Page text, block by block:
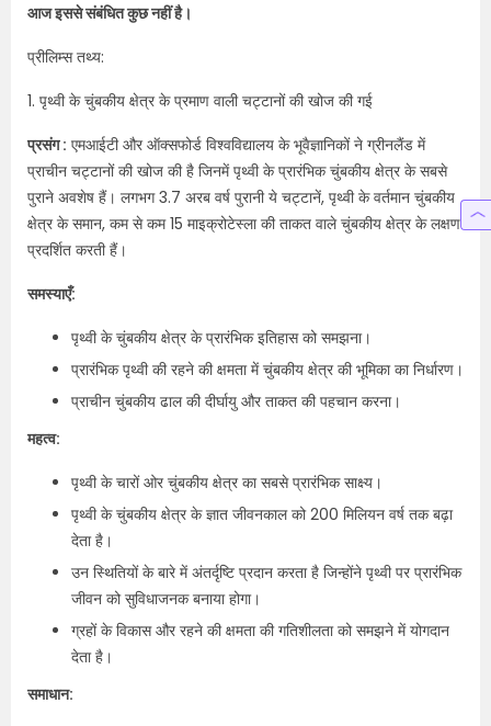
आज इससे संबंधित कुछ नहीं है।
प्रीलिम्स तथ्य:
1. पृथ्वी के चुंबकीय क्षेत्र के प्रमाण वाली चट्टानों की खोज की गई
प्रसंग : एमआईटी और ऑक्सफोर्ड विश्वविद्यालय के भूवैज्ञानिकों ने ग्रीनलैंड में
प्राचीन चट्टानों की खोज की है जिनमें पृथ्वी के प्रारंभिक चुंबकीय क्षेत्र के सबसे
पुराने अवशेष हैं। लगभग 3.7 अरब वर्ष पुरानी ये चट्टानें, पृथ्वी के वर्तमान चुंबकीय
क्षेत्र के समान, कम से कम 15 माइक्रोटेस्ला की ताकत वाले चुंबकीय क्षेत्र के लक्षण
प्रदर्शित करती हैं।
समस्याएँ:
पृथ्वी के चुंबकीय क्षेत्र के प्रारंभिक इतिहास को समझना।
प्रारंभिक पृथ्वी की रहने की क्षमता में चुंबकीय क्षेत्र की भूमिका का निर्धारण।
प्राचीन चुंबकीय ढाल की दीर्घायु और ताकत की पहचान करना।
महत्व:
पृथ्वी के चारों ओर चुंबकीय क्षेत्र का सबसे प्रारंभिक साक्ष्य।
पृथ्वी के चुंबकीय क्षेत्र के ज्ञात जीवनकाल को 200 मिलियन वर्ष तक बढ़ा
देता है।
उन स्थितियों के बारे में अंतर्दृष्टि प्रदान करता है जिन्होंने पृथ्वी पर प्रारंभिक
जीवन को सुविधाजनक बनाया होगा।
ग्रहों के विकास और रहने की क्षमता की गतिशीलता को समझने में योगदान
देता है।
समाधान: